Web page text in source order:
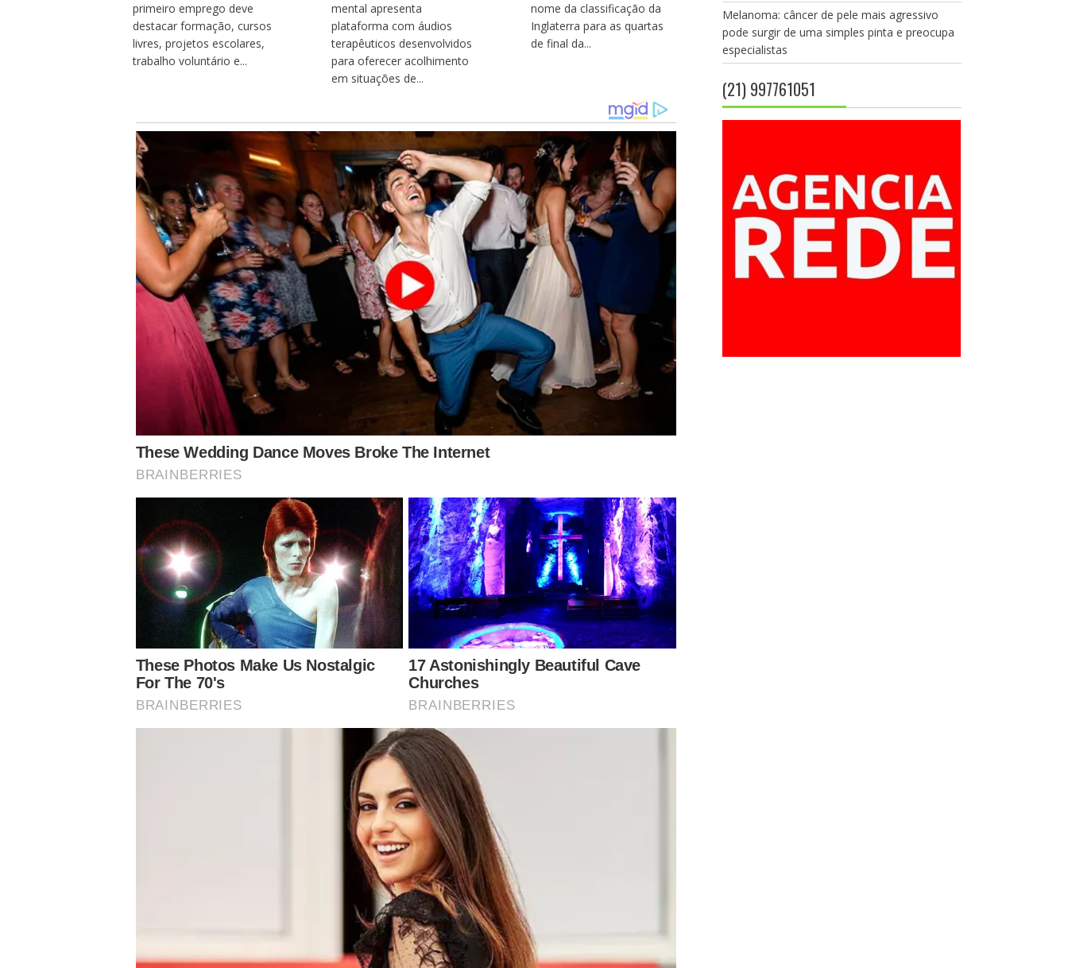
primeiro emprego deve
destacar formação, cursos
livres, projetos escolares,
trabalho voluntário e...
mental apresenta
plataforma com áudios
terapêuticos desenvolvidos
para oferecer acolhimento
em situações de...
nome da classificação da
Inglaterra para as quartas
de final da...
Melanoma: câncer de pele mais agressivo
pode surgir de uma simples pinta e preocupa
especialistas
(21) 997761051